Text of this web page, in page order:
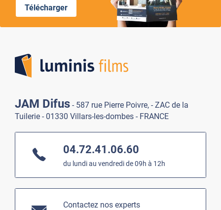
Télécharger
JAM Difus - 587 rue Pierre Poivre, - ZAC de la
Tuilerie - 01330 Villars-les-dombes - FRANCE
04.72.41.06.60
du lundi au vendredi de 09h à 12h
Contactez nos experts